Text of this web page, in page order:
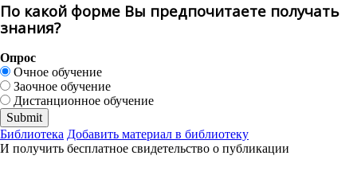
По какой форме Вы предпочитаете получать
знания?
Опрос
Очное обучение
Заочное обучение
Дистанционное обучение
Библиотека Добавить материал в библиотеку
И получить бесплатное свидетельство о публикации